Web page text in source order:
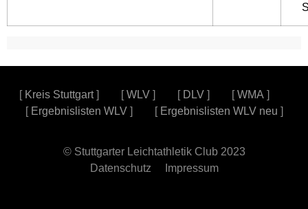
[ Kreis Stuttgart] [WLV ] [ DLV ] [WMA ]
[ Ergebnislisten WLV] [ Ergebnislisten WLV neu ]
© Stuttgarter Leichtathletik Club 2023
Datenschutz
Impressum